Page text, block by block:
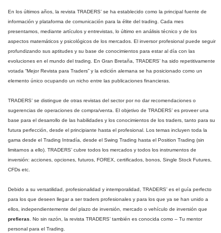
En los últimos años, la revista TRADERS’ se ha establecido como la principal fuente de
información y plataforma de comunicación para la élite del trading. Cada mes
presentamos, mediante artículos y entrevistas, lo último en análisis técnico y de los
aspectos matemáticos y psicológicos de los mercados. El inversor profesional puede seguir
profundizando sus aptitudes y su base de conocimientos para estar al día con las
evoluciones en el mundo del trading. En Gran Bretaña, TRADERS’ ha sido repetitivamente
votada “Mejor Revista para Traders” y la edición alemana se ha posicionado como un
elemento único ocupando un nicho entre las publicaciones financieras.
TRADERS’ se distingue de otras revistas del sector por no dar recomendaciones o
sugerencias de operaciones de compra/venta. El objetivo de TRADERS’ es proveer una
base para el desarrollo de las habilidades y los conocimientos de los traders, tanto para su
futura perfección, desde el principiante hasta el profesional. Los temas incluyen toda la
gama desde el Trading Intradía, desde el Swing Trading hasta el Position Trading (sin
limitarnos a ello). TRADERS’ cubre todos los mercados y todos los instrumentos de
inversión: acciones, opciones, futuros, FOREX, certificados, bonos, Single Stock Futures,
CFDs etc.
Debido a su versatilidad, profesionalidad y intemporalidad, TRADERS’ es el guía perfecto
para los que deseen llegar a ser traders profesionales y para los que ya se han unido a
ellos, independientemente del plazo de inversión, mercado o vehículo de inversión que
prefieras
. No sin razón, la revista TRADERS’ también es conocida como – Tu mentor
personal para el Trading.